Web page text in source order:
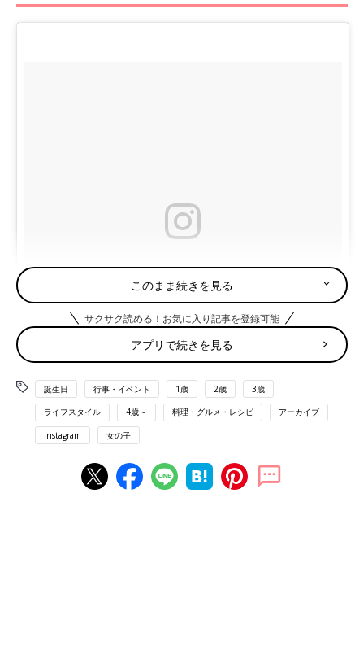
Akeさん(@kake1110)が投稿した写真-2016 12月 7 10:40午後 PST
1歳2か月の女の子のママであるAkeさん。『バービードールケー
「結婚して女の子ができたら誕生日につくってあげたい」とずっ
と思っていて、実際に娘さんの 1歳の誕生日に、写真付きのドレ
このまま続きを見る
サクサク読める！お気に入り記事を登録可能
アプリで続きを見る
誕生日 行事・イベント 1歳 2歳 3歳
ライフスタイル 4歳～ 料理・グルメ・レシピ アーカイブ
Instagram 女の子